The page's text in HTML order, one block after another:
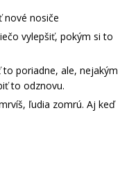
nové nosiče
vylepšiť, pokým si to
poriadne, ale, nejakým
to odznovu.
ľudia zomrú. Aj keď